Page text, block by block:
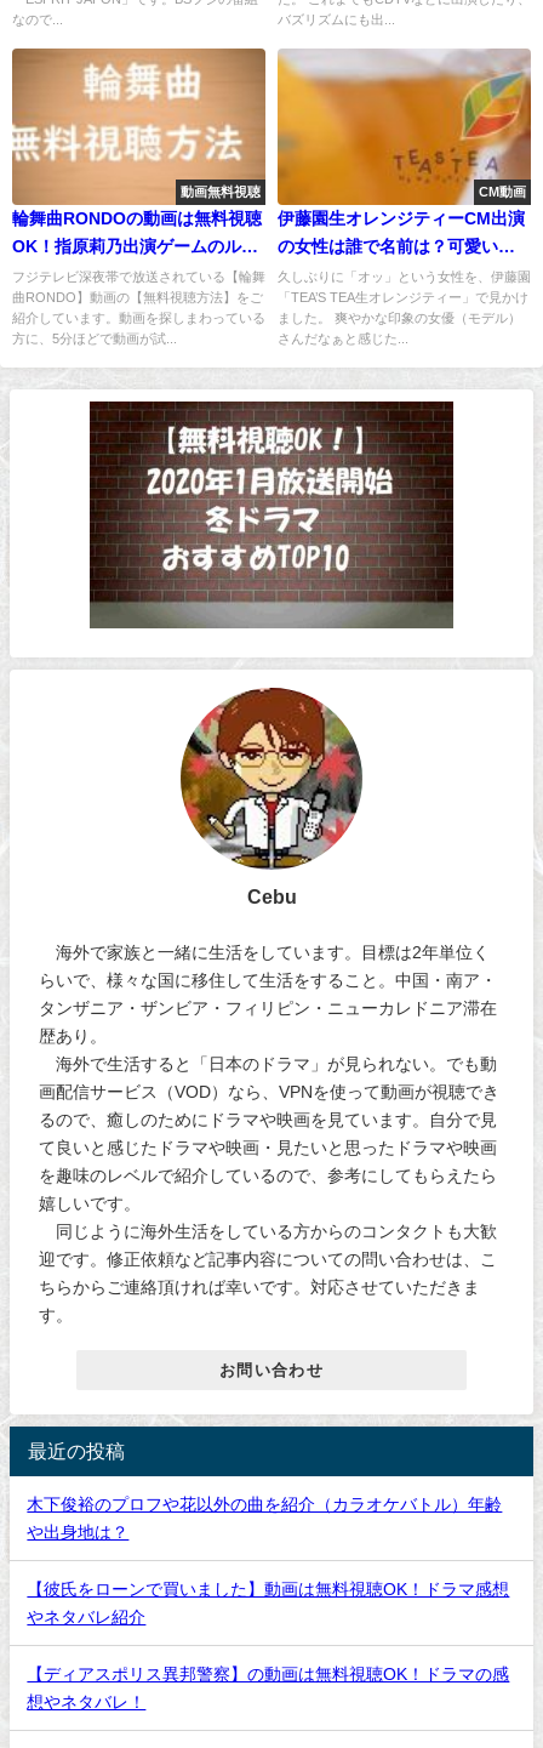
なので...
バズリズムにも出...
動画無料視聴
輪舞曲RONDOの動画は無料視聴
OK！指原莉乃出演ゲームのルー
ル解説！
フジテレビ深夜帯で放送されている【輪舞
曲RONDO】動画の【無料視聴方法】をご
紹介しています。動画を探しまわっている
方に、5分ほどで動画が試...
CM動画
伊藤園生オレンジティーCM出演
の女性は誰で名前は？可愛い動
画＆画像も紹介
久しぶりに「オッ」という女性を、伊藤園
「TEA’S TEA生オレンジティー」で見かけ
ました。 爽やかな印象の女優（モデル）
さんだなぁと感じた...
Cebu
海外で家族と一緒に生活をしています。目標は2年単位く
らいで、様々な国に移住して生活をすること。中国・南ア・
タンザニア・ザンビア・フィリピン・ニューカレドニア滞在
歴あり。
海外で生活すると「日本のドラマ」が見られない。でも動
画配信サービス（VOD）なら、VPNを使って動画が視聴でき
るので、癒しのためにドラマや映画を見ています。自分で見
て良いと感じたドラマや映画・見たいと思ったドラマや映画
を趣味のレベルで紹介しているので、参考にしてもらえたら
嬉しいです。
同じように海外生活をしている方からのコンタクトも大歓
迎です。修正依頼など記事内容についての問い合わせは、こ
ちらからご連絡頂ければ幸いです。対応させていただきま
す。
お問い合わせ
最近の投稿
木下俊裕のプロフや花以外の曲を紹介（カラオケバトル）年齢
や出身地は？
【彼氏をローンで買いました】動画は無料視聴OK！ドラマ感想
やネタバレ紹介
【ディアスポリス異邦警察】の動画は無料視聴OK！ドラマの感
想やネタバレ！